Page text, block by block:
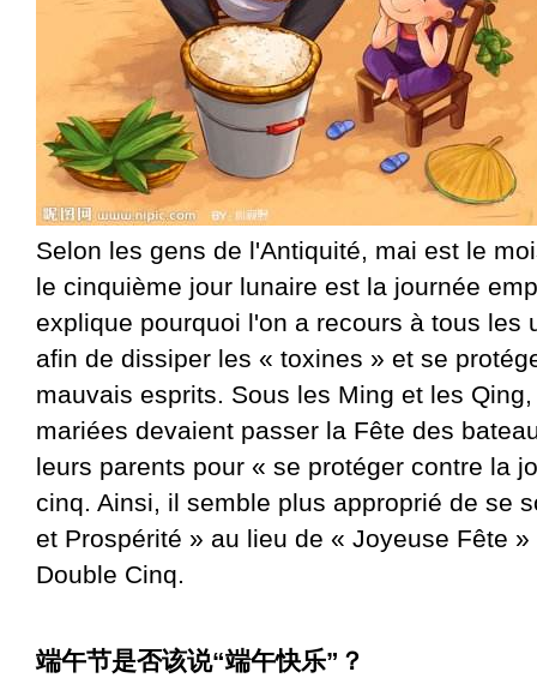
Selon les gens de l'Antiquité, mai est le
le cinquième jour lunaire est la journée
explique pourquoi l'on a recours à tous les
afin de dissiper les « toxines » et se
mauvais esprits. Sous les Ming et les
mariées devaient passer la Fête des
leurs parents pour « se protéger contre la
cinq. Ainsi, il semble plus approprié de se
et Prospérité » au lieu de « Joyeuse Fête
Double Cinq.
端午节是否该说“端午快乐”？